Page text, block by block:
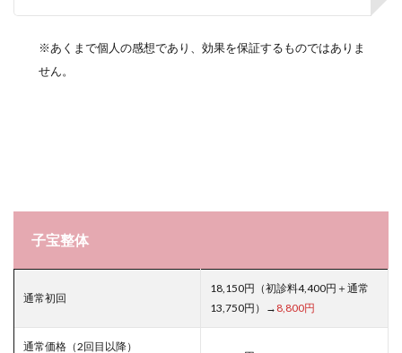
※あくまで個人の感想であり、効果を保証するものではありま
せん。
子宝整体
通常初回
18,150円（初診料4,400円＋通常
13,750円）→ 8,800円
通常価格（2回目以降）